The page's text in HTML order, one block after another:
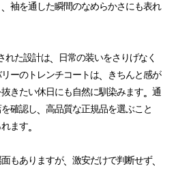
袖を通した瞬間のなめらかさにも表れ
れた設計は、日常の装いをさりげなく
ーのトレンチコートは、きちんと感が
きたい休日にも自然に馴染みます。通
確認し、高品質な正規品を選ぶこと
ます。
もありますが、激安だけで判断せず、